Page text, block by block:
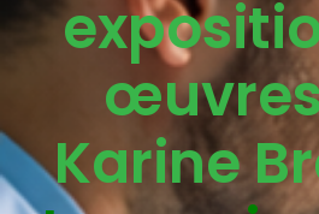
Karine